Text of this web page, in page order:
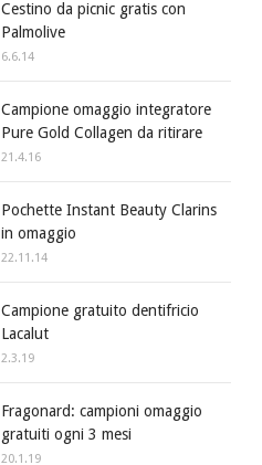
Cestino da picnic gratis con
Palmolive
6.6.14
Campione omaggio integratore
Pure Gold Collagen da ritirare
21.4.16
Pochette Instant Beauty Clarins
in omaggio
22.11.14
Campione gratuito dentifricio
Lacalut
2.3.19
Fragonard: campioni omaggio
gratuiti ogni 3 mesi
20.1.19